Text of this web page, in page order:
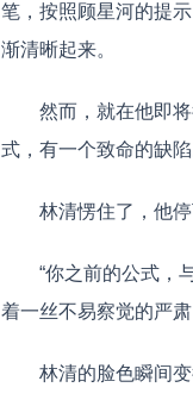
笔，按照顾星河的提
渐清晰起来。
然而，就在他即
式，有一个致命的缺陷
林清愣住了，他
“你之前的公式，
着一丝不易察觉的严
林清的脸色瞬间